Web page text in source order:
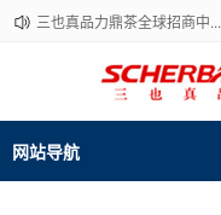
三也真品力鼎茶全球招商中...
网站导航